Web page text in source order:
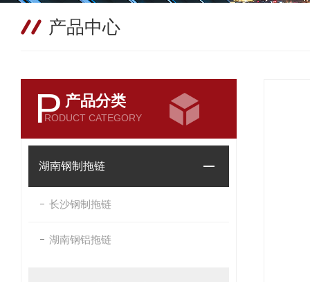
产品中心
P 产品分类
RODUCT CATEGORY
湖南钢制拖链
长沙钢制拖链
湖南钢铝拖链